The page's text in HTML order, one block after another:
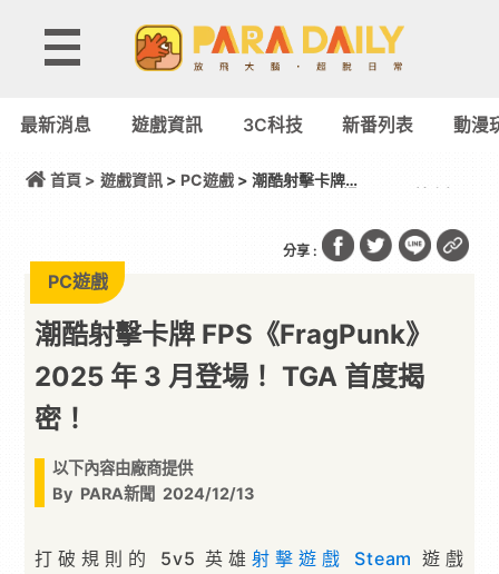
最新消息 遊戲資訊 3C科技 新番列表 動漫
首頁 > 遊戲資訊> PC遊戲> 潮酷射擊卡牌
分享 :
PC遊戲
潮酷射擊卡牌 FPS《FragPunk》
2025 年 3 月登場！ TGA 首度揭
密！
以下內容由廠商提供
By PARA新聞 2024/12/13
打破規則的 5v5 英雄射擊遊戲 Steam 遊戲